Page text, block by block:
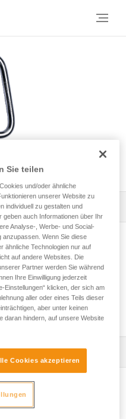
1 Filter
eines Schachts
Sie teilen
und/oder ähnliche
unserer Website zu
individuell zu gestalten und
auch Informationen über Ihr
Analyse-, Werbe- und Social-
anzupassen. Wenn Sie diese
ähnliche Technologien nur auf
auf andere Websites. Die
Partner werden Sie während
Ihre Einwilligung jederzeit
Einstellungen“ klicken, der sich am
aller oder eines Teils dieser
aber unter keinen
daran hindern, auf unsere Website
Cookies akzeptieren